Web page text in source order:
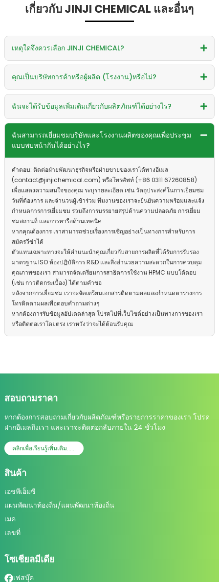
เกี่ยวกับ JINJI CHEMICAL และอื่นๆ
เหตุใดจึงควรเลือก JINJI CHEMICAL?
คุณเป็นบริษัทการค้าหรือผู้ผลิต (โรงงาน)หรือไม่?
ฉันจะได้รับข้อมูลเพิ่มเติมเกี่ยวกับผลิตภัณฑ์ได้อย่างไร?
ฉันสามารถเยี่ยมชมบริษัทและโรงงานผลิตของคุณเพื่อประชุม
แบบพบหน้ากันได้อย่างไร?
คำตอบ: ติดต่อฝ่ายพัฒนาธุรกิจหรือฝ่ายขายของเราได้ทางอีเมล
(contact@jinjichemical.com) หรือโทรศัพท์ (+86 0311 67260858)
เพื่อแสดงความสนใจของคุณ ระบุรายละเอียด เช่น วัตถุประสงค์ในการเยี่ยมชม
วันที่ต้องการ และจำนวนผู้เข้าร่วม ทีมงานของเราจะยืนยันความพร้อมและแจ้ง
กำหนดการการเยี่ยมชม รวมถึงการบรรยายสรุปด้านความปลอดภัย การเยี่ยม
ชมสถานที่ และการหารือด้านเทคนิค
หากคุณต้องการ เราสามารถช่วยเรื่องการเชิญอย่างเป็นทางการสำหรับการ
สมัครวีซ่าได้
ตัวแทนเฉพาะทางจะให้คำแนะนำคุณเกี่ยวกับสายการผลิตที่ได้รับการรับรอง
มาตรฐาน ISO ห้องปฏิบัติการ R&D และสิ่งอำนวยความสะดวกในการควบคุม
คุณภาพของเรา สามารถจัดเตรียมการสาธิตการใช้งาน HPMC แบบโต้ตอบ
(เช่น กาวติดกระเบื้อง) ได้ตามคำขอ
หลังจากการเยี่ยมชม เราจะจัดเตรียมเอกสารติดตามผลและกำหนดตารางการ
โทรติดตามผลเพื่อตอบคำถามต่างๆ
หากต้องการรับข้อมูลอัปเดตล่าสุด โปรดไปที่เว็บไซต์อย่างเป็นทางการของเรา
หรือติดต่อเราโดยตรง เราหวังว่าจะได้ต้อนรับคุณ
สอบถามราคา
หากต้องการสอบถามเกี่ยวกับผลิตภัณฑ์หรือรายการราคาของเรา โปรด
ฝากอีเมลถึงเรา และเราจะติดต่อกลับภายใน 24 ชั่วโมง
คลิกเพื่อเรียนรู้เพิ่มเติม......
สินค้า
เอชพีเอ็มซี
แผนพัฒนาท้องถิ่น/แผนพัฒนาท้องถิ่น
เมค
เลขที่
โซเชียลมีเดีย
เฟสบุ๊ค